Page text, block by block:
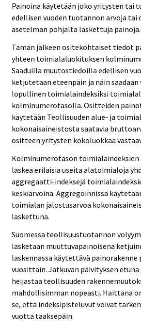
Painoina käytetään joko yritysten tai
edellisen vuoden tuotannon arvoja tai
asetelman pohjalta laskettuja painoja.
Tämän jälkeen ositekohtaiset tiedot
yhteen toimialaluokituksen
Saaduilla muutostiedoilla edellisen
ketjutetaan eteenpäin ja näin saadaan
lopullinen toimialaindeksiksi
kolminumerotasolla. Ositteiden
käytetään Teollisuuden alue- ja
kokonaisaineistosta saatavia
ositteen yritysten kokoluokkaa
Kolminumerotason toimialaindeksien
laskea erilaisia useita alatoimialoja
aggregaatti-indeksejä
keskiarvoina. Aggregoinnissa
toimialan jalostusarvoa
laskettuna.
Suomessa teollisuustuotannon
lasketaan muuttuvapainoisena
laskennassa käytettävä painorakenne
vuosittain. Jatkuvan päivityksen
heijastaa teollisuuden
mahdollisimman nopeasti. Haittana
se, että indeksipisteluvut voivat
vuotta taaksepäin.